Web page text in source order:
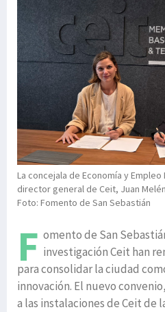
La concejala de Economía y
director general de Ceit, Juan
Foto: Fomento de San Sebastián
F omento de San
investigación Ceit han
para consolidar la ciudad
innovación. El nuevo
a las instalaciones de Ceit de